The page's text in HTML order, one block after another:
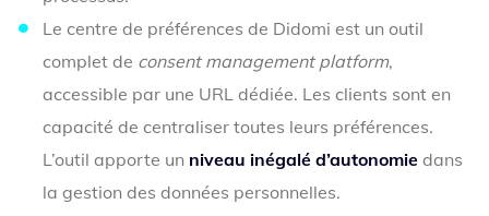
Le centre de préférences de Didomi est un outil
complet de consent management platform,
accessible par une URL dédiée. Les clients sont en
capacité de centraliser toutes leurs préférences.
L’outil apporte un niveau inégalé d’autonomie dans
la gestion des données personnelles.